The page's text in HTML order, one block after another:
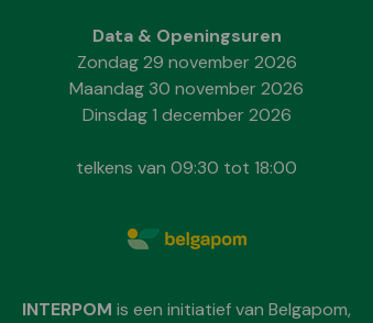
Data & Openingsuren
Zondag 29 november 2026
Maandag 30 november 2026
Dinsdag 1 december 2026
telkens van 09:30 tot 18:00
INTERPOMis een initiatief van Belgapom,